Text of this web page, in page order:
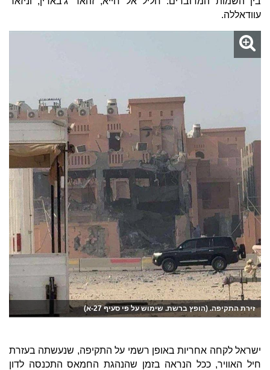
עוודאללה.
זירת התקיפה. (הופץ ברשת. שימוש על פי סעיף 27-א)
ישראל לקחה אחריות באופן רשמי על התקיפה, שנעשתה בעזרת
חיל האוויר, ככל הנראה בזמן שהנהגת החמאס התכנסה לדון